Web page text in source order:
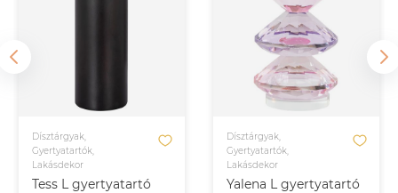
Tess L gyertyatartó
Dísztárgyak,
Gyertyatartók,
Lakásdekor
Yalena L gyertyatartó
Dísztárgyak,
Gyertyatartók,
Lakásdekor